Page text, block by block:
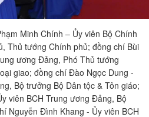
Minh Chính – Ủy viên Bộ Chính
Thủ tướng Chính phủ; đồng chí Bùi
ương Đảng, Phó Thủ tướng
giao; đồng chí Đào Ngọc Dung -
Bộ trưởng Bộ Dân tộc & Tôn giáo;
viên BCH Trung ương Đảng, Bộ
Nguyễn Đình Khang - Ủy viên BCH